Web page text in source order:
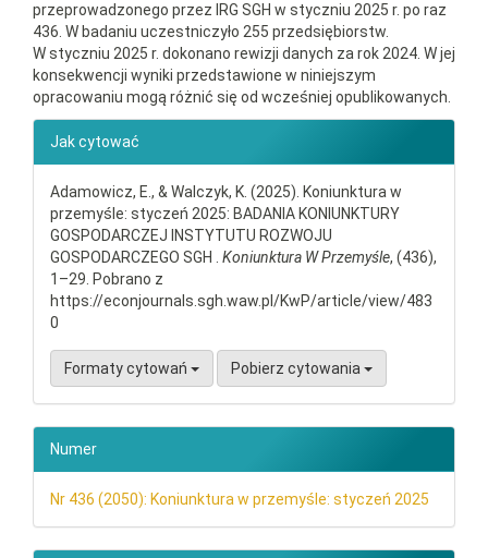
przeprowadzonego przez IRG SGH w styczniu 2025 r. po raz
436. W badaniu uczestniczyło 255 przedsiębiorstw.
W styczniu 2025 r. dokonano rewizji danych za rok 2024. W jej
konsekwencji wyniki przedstawione w niniejszym
opracowaniu mogą różnić się od wcześniej opublikowanych.
Jak cytować
Adamowicz, E., & Walczyk, K. (2025). Koniunktura w
przemyśle: styczeń 2025: BADANIA KONIUNKTURY
GOSPODARCZEJ INSTYTUTU ROZWOJU
GOSPODARCZEGO SGH . Koniunktura W Przemyśle, (436),
1–29. Pobrano z
https://econjournals.sgh.waw.pl/KwP/article/view/483
0
Formaty cytowań Pobierz cytowania
Numer
Nr 436 (2050): Koniunktura w przemyśle: styczeń 2025